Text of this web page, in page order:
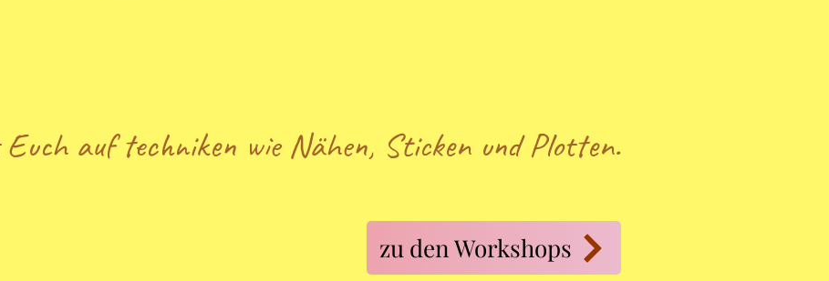
auf techniken wie Nähen, Sticken und Plotten.
zu den Workshops